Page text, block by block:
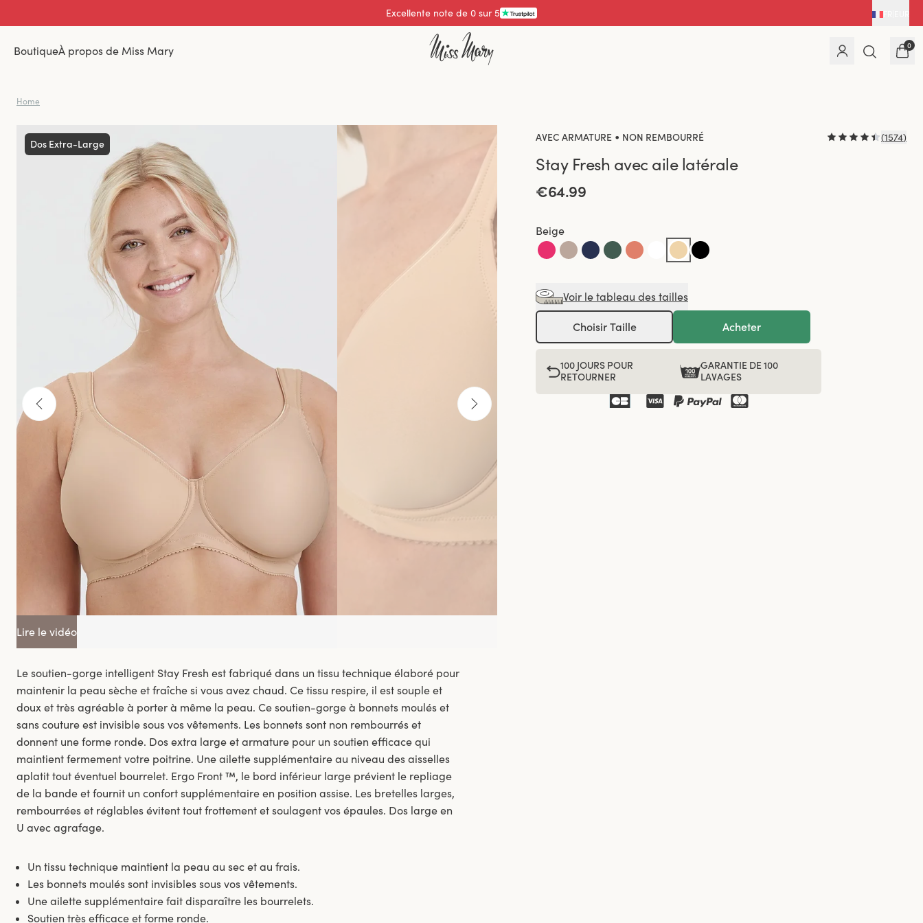
Excellente note de 4.3 sur 5
BoutiqueÀ propos de Miss Mary 0
Home
Dos Extra-Large
Lire le vidéo
AVEC ARMATURE • NON REMBOURRÉ (1574)
Stay Fresh avec aile latérale
€64.99
Beige
Voir le tableau des tailles
Choisir Taille Acheter
100 JOURS POUR
RETOURNER
GARANTIE DE 100
LAVAGES
Le soutien-gorge intelligent Stay Fresh est fabriqué dans un tissu technique élaboré pour
maintenir la peau sèche et fraîche si vous avez chaud. Ce tissu respire, il est souple et
doux et très agréable à porter à même la peau. Ce soutien-gorge à bonnets moulés et
sans couture est invisible sous vos vêtements. Les bonnets sont non rembourrés et
donnent une forme ronde. Dos extra large et armature pour un soutien efficace qui
maintient fermement votre poitrine. Une ailette supplémentaire au niveau des aisselles
aplatit tout éventuel bourrelet. Ergo Front ™, le bord inférieur large prévient le repliage
de la bande et fournit un confort supplémentaire en position assise. Les bretelles larges,
rembourrées et réglables évitent tout frottement et soulagent vos épaules. Dos large en
U avec agrafage.
Un tissu technique maintient la peau au sec et au frais.
Les bonnets moulés sont invisibles sous vos vêtements.
Une ailette supplémentaire fait disparaître les bourrelets.
Soutien très efficace et forme ronde.